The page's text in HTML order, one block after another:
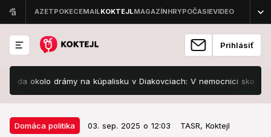
Prihlásiť
okolo drámy na kúpalisku v Diakovciach: V nemocnici skončilo 8
Domáca politika 03. sep. 2025 o 12:03 TASR, Koktejl
Domáca politika 03. sep. 2025 o 12:03